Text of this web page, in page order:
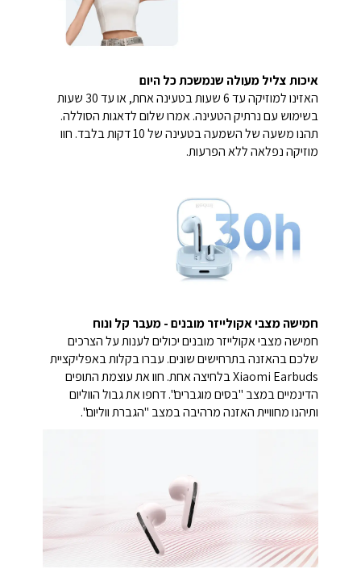
איכות צליל מעולה שנמשכת כל היום
האזינו למוזיקה עד 6 שעות בטעינה אחת, או עד 30 שעות
בשימוש עם נרתיק הטעינה. אמרו שלום לדאגות הסוללה.
תהנו משעה של השמעה בטעינה של 10 דקות בלבד. חוו
מוזיקה נפלאה ללא הפרעות.
חמישה מצבי אקולייזר מובנים - מעבר קל ונוח
חמישה מצבי אקולייזר מובנים יכולים לענות על הצרכים
שלכם בהאזנה בתרחישים שונים. עברו בקלות באפליקציית
Xiaomi Earbuds בלחיצה אחת. חוו את עוצמת התופים
הדינמיים במצב "בסים מוגברים". דחפו את גבול הווליום
ותיהנו מחוויית האזנה מרהיבה במצב "הגברת ווליום".